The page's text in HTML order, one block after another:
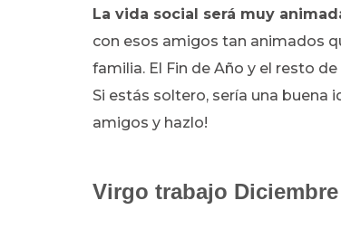
La vida social será muy
con esos amigos tan animados
familia. El Fin de Año y el resto
Si estás soltero, sería una buena
amigos y hazlo!
Virgo trabajo Diciembre